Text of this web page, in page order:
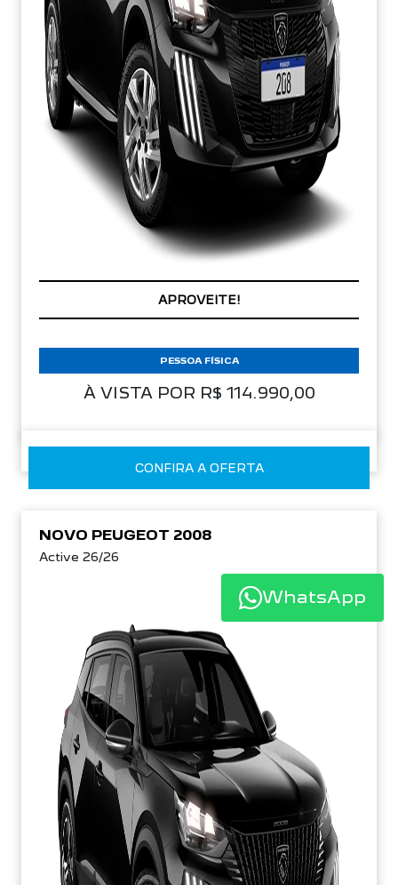
APROVEITE!
À VISTA POR R$ 114.990,00
PESSOA FÍSICA
CONFIRA A OFERTA
NOVO PEUGEOT 2008
Active 26/26
WhatsApp